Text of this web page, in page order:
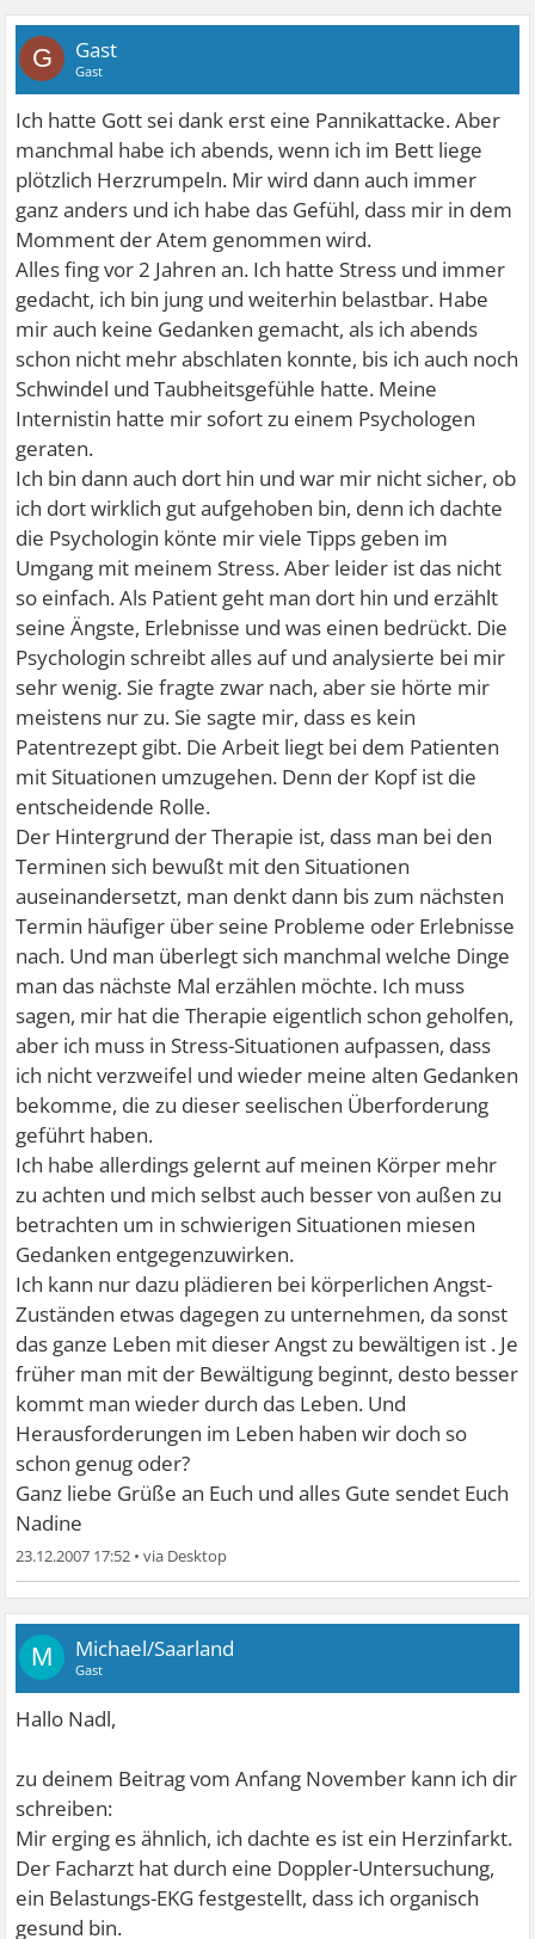
G Gast
Gast
Ich hatte Gott sei dank erst eine Pannikattacke. Aber
manchmal habe ich abends, wenn ich im Bett liege
plötzlich Herzrumpeln. Mir wird dann auch immer
ganz anders und ich habe das Gefühl, dass mir in dem
Momment der Atem genommen wird.
Alles fing vor 2 Jahren an. Ich hatte Stress und immer
gedacht, ich bin jung und weiterhin belastbar. Habe
mir auch keine Gedanken gemacht, als ich abends
schon nicht mehr abschlaten konnte, bis ich auch noch
Schwindel und Taubheitsgefühle hatte. Meine
Internistin hatte mir sofort zu einem Psychologen
geraten.
Ich bin dann auch dort hin und war mir nicht sicher, ob
ich dort wirklich gut aufgehoben bin, denn ich dachte
die Psychologin könte mir viele Tipps geben im
Umgang mit meinem Stress. Aber leider ist das nicht
so einfach. Als Patient geht man dort hin und erzählt
seine Ängste, Erlebnisse und was einen bedrückt. Die
Psychologin schreibt alles auf und analysierte bei mir
sehr wenig. Sie fragte zwar nach, aber sie hörte mir
meistens nur zu. Sie sagte mir, dass es kein
Patentrezept gibt. Die Arbeit liegt bei dem Patienten
mit Situationen umzugehen. Denn der Kopf ist die
entscheidende Rolle.
Der Hintergrund der Therapie ist, dass man bei den
Terminen sich bewußt mit den Situationen
auseinandersetzt, man denkt dann bis zum nächsten
Termin häufiger über seine Probleme oder Erlebnisse
nach. Und man überlegt sich manchmal welche Dinge
man das nächste Mal erzählen möchte. Ich muss
sagen, mir hat die Therapie eigentlich schon geholfen,
aber ich muss in Stress-Situationen aufpassen, dass
ich nicht verzweifel und wieder meine alten Gedanken
bekomme, die zu dieser seelischen Überforderung
geführt haben.
Ich habe allerdings gelernt auf meinen Körper mehr
zu achten und mich selbst auch besser von außen zu
betrachten um in schwierigen Situationen miesen
Gedanken entgegenzuwirken.
Ich kann nur dazu plädieren bei körperlichen Angst-
Zuständen etwas dagegen zu unternehmen, da sonst
das ganze Leben mit dieser Angst zu bewältigen ist . Je
früher man mit der Bewältigung beginnt, desto besser
kommt man wieder durch das Leben. Und
Herausforderungen im Leben haben wir doch so
schon genug oder?
Ganz liebe Grüße an Euch und alles Gute sendet Euch
Nadine
23.12.2007 17:52 •
M Michael/Saarland
Gast
Hallo Nadl,
zu deinem Beitrag vom Anfang November kann ich dir
schreiben:
Mir erging es ähnlich, ich dachte es ist ein Herzinfarkt.
Der Facharzt hat durch eine Doppler-Untersuchung,
ein Belastungs-EKG festgestellt, dass ich organisch
gesund bin.